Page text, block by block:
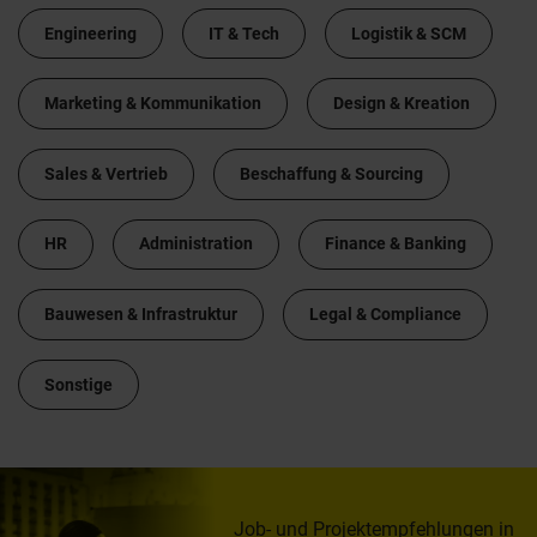
Engineering IT & Tech Logistik & SCM
Marketing & Kommunikation Design & Kreation
Sales & Vertrieb Beschaffung & Sourcing
HR Administration Finance & Banking
Bauwesen & Infrastruktur Legal & Compliance
Sonstige
Job- und Projektempfehlungen in